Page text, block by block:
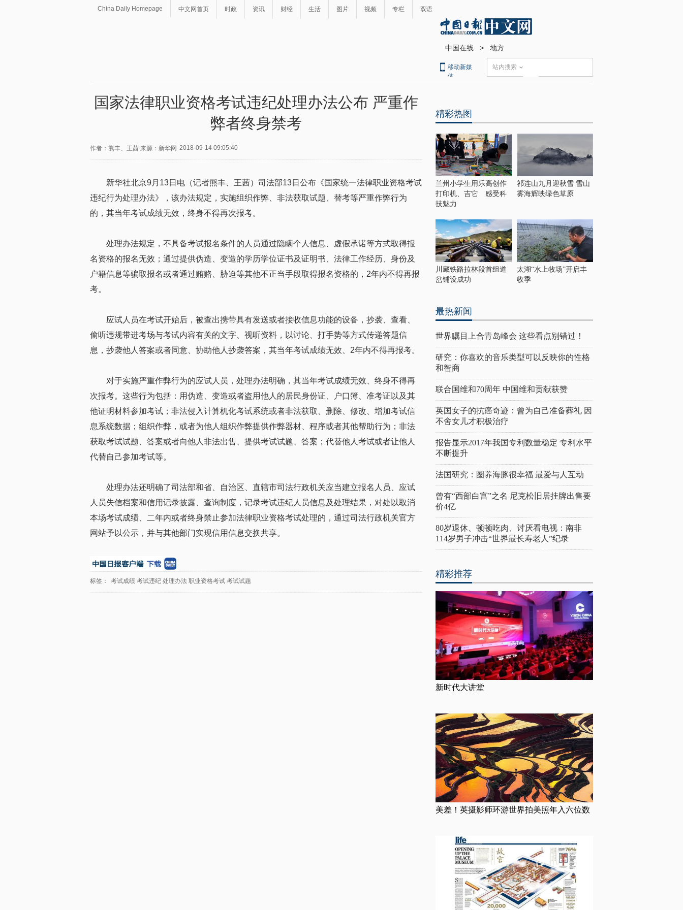
China Daily Homepage 中文网首页 时政 资讯 财经 生活 图片 视频 专栏 双语
中国在线 > 地方
移动新媒
体
站内搜索
国家法律职业资格考试违纪处理办法公布 严重作
弊者终身禁考
作者：熊丰、王茜 来源：新华网 2018-09-14 09:05:40
新华社北京9月13日电（记者熊丰、王茜）司法部13日公布《国家统一法律职业资格考试
违纪行为处理办法》，该办法规定，实施组织作弊、非法获取试题、替考等严重作弊行为
的，其当年考试成绩无效，终身不得再次报考。
处理办法规定，不具备考试报名条件的人员通过隐瞒个人信息、虚假承诺等方式取得报
名资格的报名无效；通过提供伪造、变造的学历学位证书及证明书、法律工作经历、身份及
户籍信息等骗取报名或者通过贿赂、胁迫等其他不正当手段取得报名资格的，2年内不得再报
考。
应试人员在考试开始后，被查出携带具有发送或者接收信息功能的设备，抄袭、查看、
偷听违规带进考场与考试内容有关的文字、视听资料，以讨论、打手势等方式传递答题信
息，抄袭他人答案或者同意、协助他人抄袭答案，其当年考试成绩无效、2年内不得再报考。
对于实施严重作弊行为的应试人员，处理办法明确，其当年考试成绩无效、终身不得再
次报考。这些行为包括：用伪造、变造或者盗用他人的居民身份证、户口簿、准考证以及其
他证明材料参加考试；非法侵入计算机化考试系统或者非法获取、删除、修改、增加考试信
息系统数据；组织作弊，或者为他人组织作弊提供作弊器材、程序或者其他帮助行为；非法
获取考试试题、答案或者向他人非法出售、提供考试试题、答案；代替他人考试或者让他人
代替自己参加考试等。
处理办法还明确了司法部和省、自治区、直辖市司法行政机关应当建立报名人员、应试
人员失信档案和信用记录披露、查询制度，记录考试违纪人员信息及处理结果，对处以取消
本场考试成绩、二年内或者终身禁止参加法律职业资格考试处理的，通过司法行政机关官方
网站予以公示，并与其他部门实现信用信息交换共享。
标签： 考试成绩 考试违纪 处理办法 职业资格考试 考试试题
精彩热图
兰州小学生用乐高创作
打印机、吉它 感受科
技魅力
祁连山九月迎秋雪 雪山
雾海辉映绿色草原
川藏铁路拉林段首组道
岔铺设成功
太湖“水上牧场”开启丰
收季
最热新闻
世界瞩目上合青岛峰会 这些看点别错过！
研究：你喜欢的音乐类型可以反映你的性格
和智商
联合国维和70周年 中国维和贡献获赞
英国女子的抗癌奇迹：曾为自己准备葬礼 因
不舍女儿才积极治疗
报告显示2017年我国专利数量稳定 专利水平
不断提升
法国研究：圈养海豚很幸福 最爱与人互动
曾有“西部白宫”之名 尼克松旧居挂牌出售要
价4亿
80岁退休、顿顿吃肉、讨厌看电视：南非
114岁男子冲击“世界最长寿老人”纪录
精彩推荐
新时代大讲堂
美差！英摄影师环游世界拍美照年入六位数